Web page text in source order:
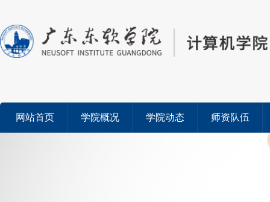
网站首页 学院概况 学院动态 师资队伍